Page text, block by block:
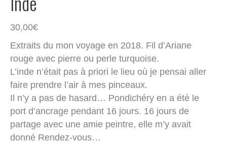
30,00€
Extraits du mon voyage en 2018. Fil d’Ariane
rouge avec pierre ou perle turquoise.
L’inde n’était pas à priori le lieu où je pensai aller
faire prendre l’air à mes pinceaux.
Il n’y a pas de hasard… Pondichéry en a été le
port d’ancrage pendant 16 jours. 16 jours de
partage avec une amie peintre, elle m’y avait
donné Rendez-vous…